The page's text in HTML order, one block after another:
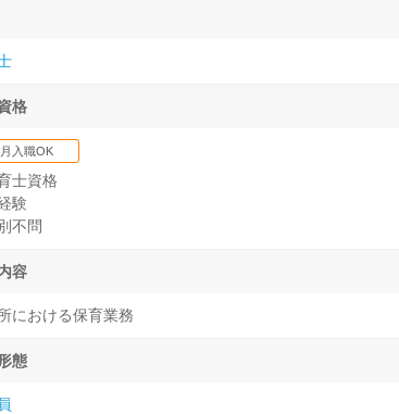
格
入職OK
士資格
験
不問
容
における保育業務
態